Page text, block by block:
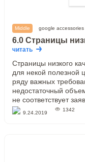
Middle google accessories
6.0 Страницы
читать
Страницы низкого
для некой полезной
ряду важных
недостаточный
не соответствует
9.24.2019
1342